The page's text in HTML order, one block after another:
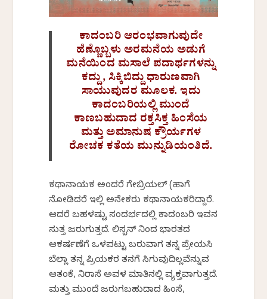
ಕಾದಂಬರಿ ಆರಂಭವಾಗುವುದೇ
ಹೆಣ್ಣೊಬ್ಬಳು ಅರಮನೆಯ ಅಡುಗೆ
ಮನೆಯಿಂದ ಮಸಾಲೆ ಪದಾರ್ಥಗಳನ್ನು
ಕದ್ದು, ಸಿಕ್ಕಿಬಿದ್ದು ಧಾರುಣವಾಗಿ
ಸಾಯುವುದರ ಮೂಲಕ. ಇದು
ಕಾದಂಬರಿಯಲ್ಲಿ ಮುಂದೆ
ಕಾಣಬಹುದಾದ ರಕ್ತಸಿಕ್ತ ಹಿಂಸೆಯ
ಮತ್ತು ಅಮಾನುಷ ಕ್ರೌರ್ಯಗಳ
ರೋಚಕ ಕತೆಯ ಮುನ್ನುಡಿಯಂತಿದೆ.
ಕಥಾನಾಯಕ ಅಂದರೆ ಗೇಬ್ರಿಯಲ್ (ಹಾಗೆ
ನೋಡಿದರೆ ಇಲ್ಲಿ ಅನೇಕರು ಕಥಾನಾಯಕರಿದ್ದಾರೆ.
ಆದರೆ ಬಹಳಷ್ಟು ಸಂದರ್ಭದಲ್ಲಿ ಕಾದಂಬರಿ ಇವನ
ಸುತ್ತ ಜರುಗುತ್ತದೆ. ಲಿಸ್ಬನ್ ನಿಂದ ಭಾರತದ
ಆಕರ್ಷಣೆಗೆ ಒಳಪಟ್ಟು ಬರುವಾಗ ತನ್ನ ಪ್ರೇಯಸಿ
ಬೆಲ್ಲಾ ತನ್ನ ಪ್ರಿಯಕರ ತನಗೆ ಸಿಗುವುದಿಲ್ಲವೆನ್ನುವ
ಆತಂಕೆ, ನಿರಾಸೆ ಅವಳ ಮಾತಿನಲ್ಲಿ ವ್ಯಕ್ತವಾಗುತ್ತದೆ.
ಮತ್ತು ಮುಂದೆ ಜರುಗಬಹುದಾದ ಹಿಂಸೆ,